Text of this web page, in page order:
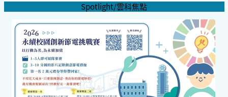
Spotlight/雲科焦點